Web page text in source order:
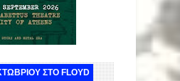
ΣΤΟ FLOYD